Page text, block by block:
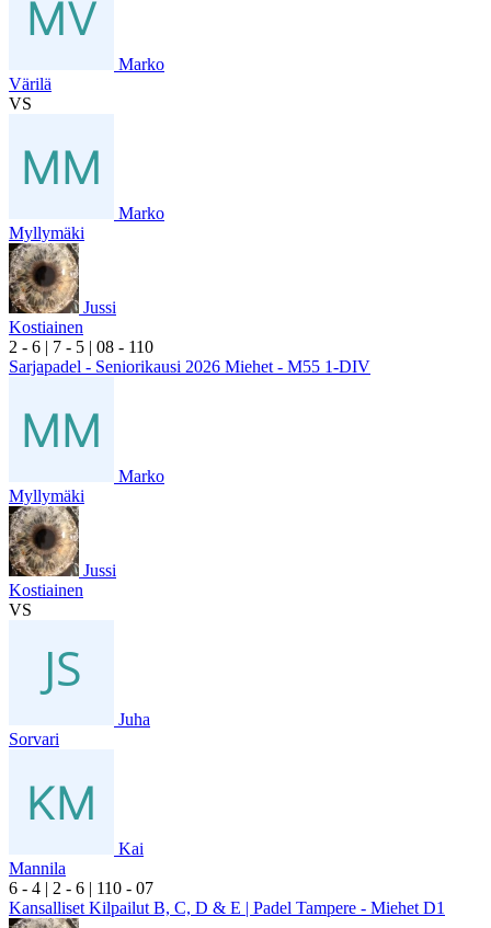
Marko
Värilä
VS
Marko
Myllymäki
Jussi
Kostiainen
2 - 6 | 7 - 5 | 08 - 110
Sarjapadel - Seniorikausi 2026 Miehet - M55 1-DIV
Marko
Myllymäki
Jussi
Kostiainen
VS
Juha
Sorvari
Kai
Mannila
6 - 4 | 2 - 6 | 110 - 07
Kansalliset Kilpailut B, C, D & E | Padel Tampere - Miehet D1